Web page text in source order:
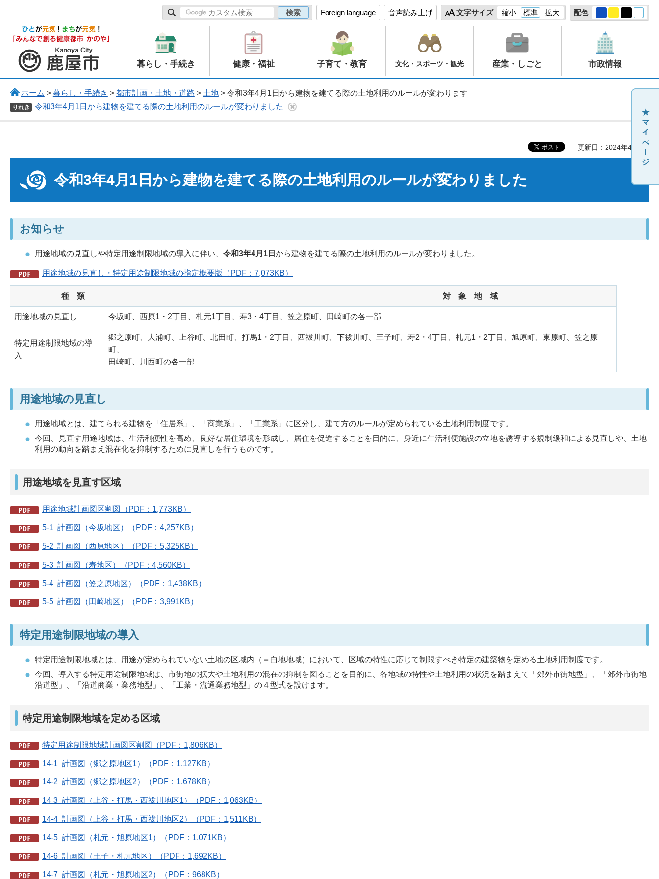
Foreign language 音声読み上げ 文字サイズ 縮小 標準 拡大 配色
鹿屋市
暮らし・手続き 健康・福祉 子育て・教育 文化・スポーツ・観光 産業・しごと 市政情報
ホーム > 暮らし・手続き > 都市計画・土地・道路 > 土地> 令和3年4月1日から建物を建てる際の土地利用のルールが変わります
りれき 令和3年4月1日から建物を建てる際の土地利用のルールが変わりました
更新日：2024年4月1日
令和3年4月1日から建物を建てる際の土地利用のルールが変わりました
お知らせ
用途地域の見直しや特定用途制限地域の導入に伴い、令和3年4月1日から建物を建てる際の土地利用のルールが変わりました。
用途地域の見直し・特定用途制限地域の指定概要版（PDF：7,073KB）
種 類 対 象 地 域
用途地域の見直し 今坂町、西原1・2丁目、札元1丁目、寿3・4丁目、笠之原町、田崎町の各一部
特定用途制限地域の導
入
郷之原町、大浦町、上谷町、北田町、打馬1・2丁目、西祓川町、下祓川町、王子町、寿2・4丁目、札元1・2丁目、旭原町、東原町、笠之原
町、
田崎町、川西町の各一部
用途地域の見直し
用途地域とは、建てられる建物を「住居系」、「商業系」、「工業系」に区分し、建て方のルールが定められている土地利用制度です。
今回、見直す用途地域は、生活利便性を高め、良好な居住環境を形成し、居住を促進することを目的に、身近に生活利便施設の立地を誘導する規制緩和による見直しや、土地
利用の動向を踏まえ混在化を抑制するために見直しを行うものです。
用途地域を見直す区域
用途地域計画図区割図（PDF：1,773KB）
5-1 計画図（今坂地区）（PDF：4,257KB）
5-2 計画図（西原地区）（PDF：5,325KB）
5-3 計画図（寿地区）（PDF：4,560KB）
5-4 計画図（笠之原地区）（PDF：1,438KB）
5-5 計画図（田崎地区）（PDF：3,991KB）
特定用途制限地域の導入
特定用途制限地域とは、用途が定められていない土地の区域内（＝白地地域）において、区域の特性に応じて制限すべき特定の建築物を定める土地利用制度です。
今回、導入する特定用途制限地域は、市街地の拡大や土地利用の混在の抑制を図ることを目的に、各地域の特性や土地利用の状況を踏まえて「郊外市街地型」、「郊外市街地
沿道型」、「沿道商業・業務地型」、「工業・流通業務地型」の４型式を設けます。
特定用途制限地域を定める区域
特定用途制限地域計画図区割図（PDF：1,806KB）
14-1 計画図（郷之原地区1）（PDF：1,127KB）
14-2 計画図（郷之原地区2）（PDF：1,678KB）
14-3 計画図（上谷・打馬・西祓川地区1）（PDF：1,063KB）
14-4 計画図（上谷・打馬・西祓川地区2）（PDF：1,511KB）
14-5 計画図（札元・旭原地区1）（PDF：1,071KB）
14-6 計画図（王子・札元地区）（PDF：1,692KB）
14-7 計画図（札元・旭原地区2）（PDF：968KB）